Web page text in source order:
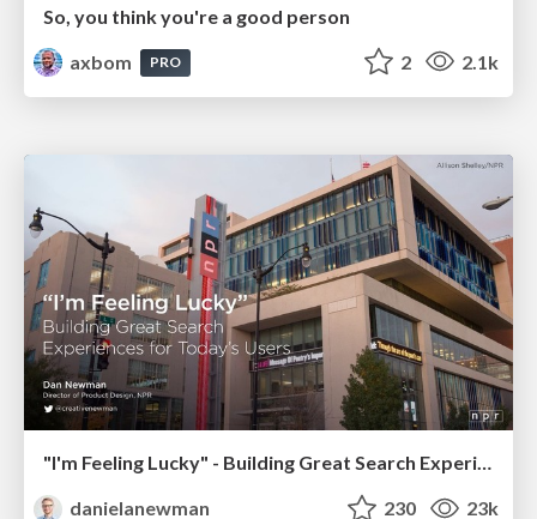
So, you think you're a good person
axbom
PRO 2 2.1k
"I'm Feeling Lucky" - Building Great Search Experiences for Today's Users (#IAC19)
danielanewman
230 23k